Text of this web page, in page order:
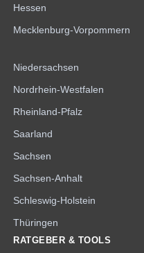
Hessen
Mecklenburg-Vorpommern
Niedersachsen
Nordrhein-Westfalen
Rheinland-Pfalz
Saarland
Sachsen
Sachsen-Anhalt
Schleswig-Holstein
Thüringen
RATGEBER & TOOLS